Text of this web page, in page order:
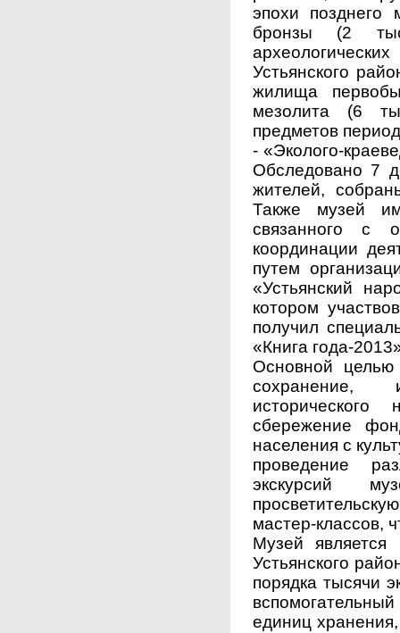
эпохи
бронзы (2
Устьянского
жилища
мезолита (6
предметов
- «Эколого-
Обследовано 7
жителей,
Также музей
связанного с
координации
путем
«Устьянский
котором
получил
«Книга года-
Основной
сохранение,
сбережение
населения с
проведение
экскурсий
мастер-классов,
Музей
Устьянского
порядка тысячи
единиц